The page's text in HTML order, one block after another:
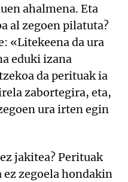
ahalmena. Eta
al zegoen pilatuta?
«Litekeena da ura
eduki izana
da perituak ia
zabortegira, eta,
ura irten egin
jakitea? Perituak
zegoela hondakin